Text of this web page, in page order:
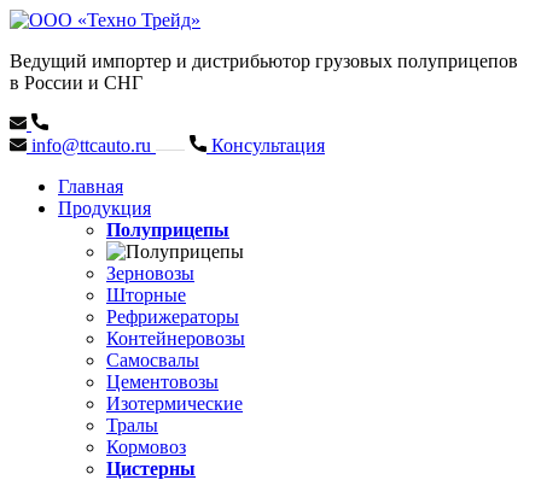
Ведущий импортер и дистрибьютор грузовых полуприцепов
в России и СНГ
info@ttcauto.ru
Консультация
Главная
Продукция
Полуприцепы
Зерновозы
Шторные
Рефрижераторы
Контейнеровозы
Самосвалы
Цементовозы
Изотермические
Тралы
Кормовоз
Цистерны